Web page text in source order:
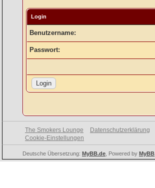
Login
Benutzername:
Passwort:
The Smokers Lounge Datenschutzerklärung
Cookie-Einstellungen
Deutsche Übersetzung: MyBB.de , Powered by MyBB